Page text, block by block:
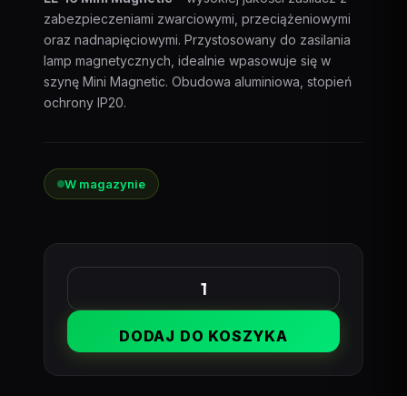
zabezpieczeniami zwarciowymi, przeciążeniowymi
oraz nadnapięciowymi. Przystosowany do zasilania
lamp magnetycznych, idealnie wpasowuje się w
szynę Mini Magnetic. Obudowa aluminiowa, stopień
ochrony IP20.
W magazynie
DODAJ DO KOSZYKA